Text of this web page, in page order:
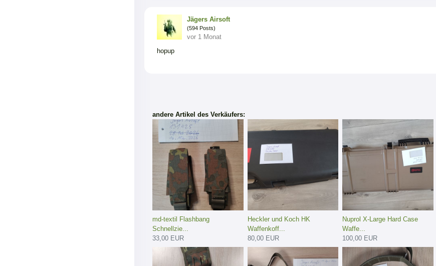
Jägers Airsoft
(594 Posts)
vor 1 Monat
hopup
andere Artikel des Verkäufers:
md-textil Flashbang
Schnellzie...
33,00 EUR
Heckler und Koch HK
Waffenkoff...
80,00 EUR
Nuprol X-Large Hard Case
Waffe...
100,00 EUR